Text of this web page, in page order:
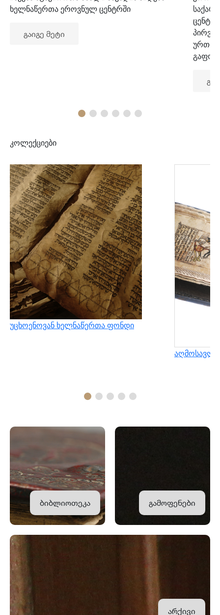
ხელნაწერთა ეროვნულ ცენტრში
გაიგე მეტი
კოლექციები
უცხოენოვან ხელნაწერთა ფონდი
ბიბლიოთეკა გამოფენები
არქივი